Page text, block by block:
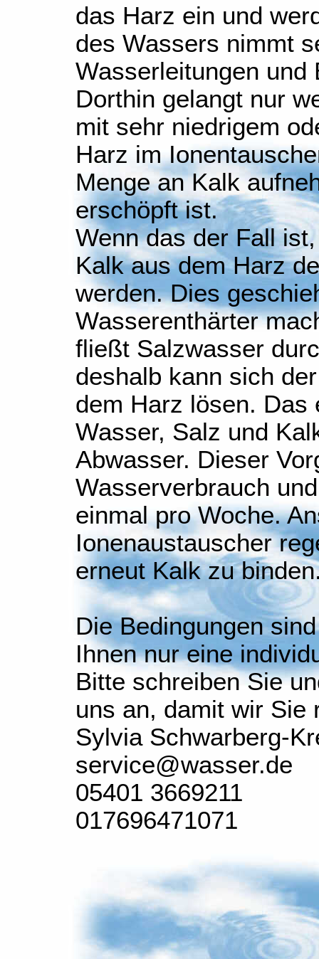
das Harz ein und
des Wassers nimmt
Wasserleitungen und
Dorthin gelangt nur
mit sehr niedrigem
Harz im
Menge an Kalk
erschöpft ist.
Wenn das der Fall
Kalk aus dem Harz
werden. Dies
Wasserenthärter
fließt Salzwasser
deshalb kann sich
dem Harz lösen. Das
Wasser, Salz und
Abwasser. Dieser
Wasserverbrauch
einmal pro Woche.
Ionenaustauscher
erneut Kalk zu
Die Bedingungen
Ihnen nur eine
Bitte schreiben Sie
uns an, damit wir Sie
Sylvia Schwarberg-
service@wasser.de
05401 3669211
017696471071